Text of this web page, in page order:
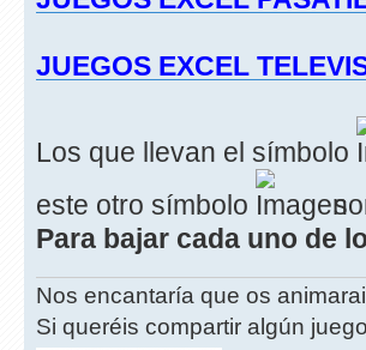
JUEGOS EXCEL
Los que llevan el símbolo
este otro símbolo
Para bajar cada uno de
Nos encantaría que os
Si queréis compartir algún